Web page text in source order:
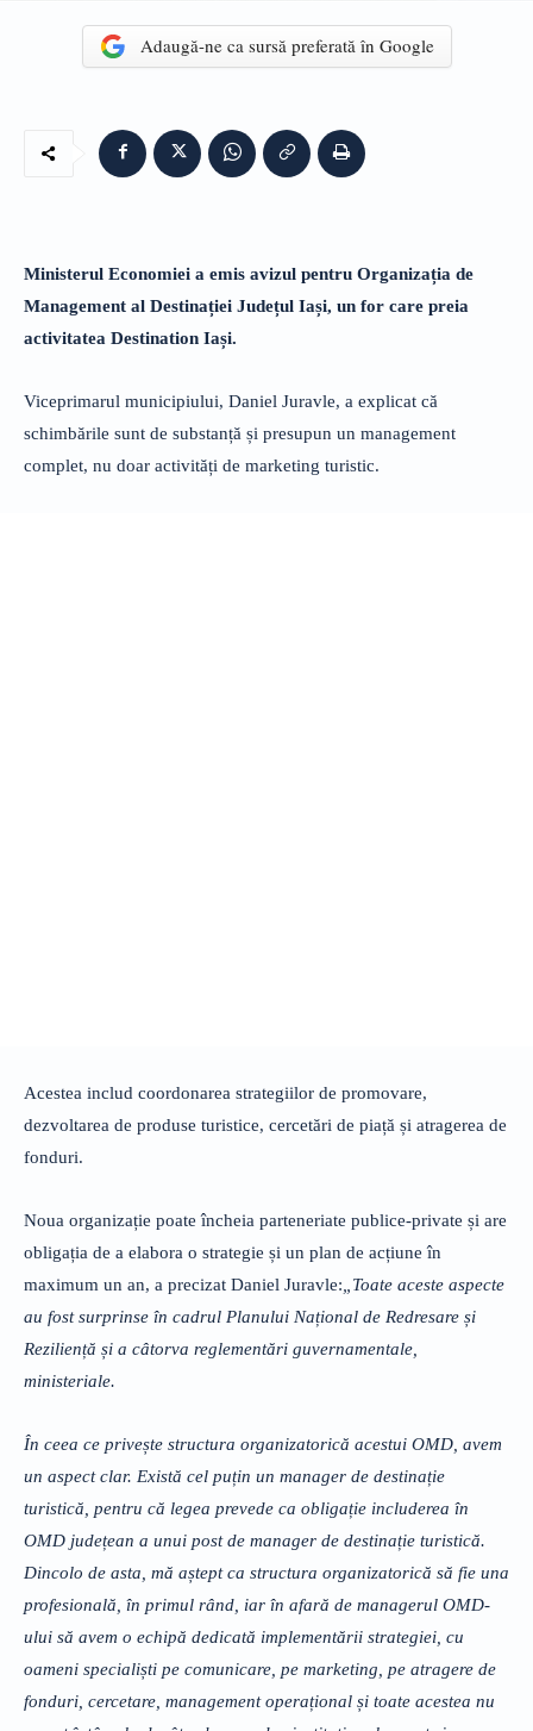
Adaugă-ne ca sursă preferată în Google
Ministerul Economiei a emis avizul pentru Organizația de
Management al Destinației Județul Iași, un for care preia
activitatea Destination Iași.
Viceprimarul municipiului, Daniel Juravle, a explicat că
schimbările sunt de substanță și presupun un management
complet, nu doar activități de marketing turistic.
Acestea includ coordonarea strategiilor de promovare,
dezvoltarea de produse turistice, cercetări de piață și atragerea de
fonduri.
Noua organizație poate încheia parteneriate publice-private și are
obligația de a elabora o strategie și un plan de acțiune în
maximum un an, a precizat Daniel Juravle: „Toate aceste aspecte
au fost surprinse în cadrul Planului Național de Redresare și
Reziliență și a câtorva reglementări guvernamentale,
ministeriale.
În ceea ce privește structura organizatorică acestui OMD, avem
un aspect clar. Există cel puțin un manager de destinație
turistică, pentru că legea prevede ca obligație includerea în
OMD județean a unui post de manager de destinație turistică.
Dincolo de asta, mă aștept ca structura organizatorică să fie una
profesională, în primul rând, iar în afară de managerul OMD-
ului să avem o echipă dedicată implementării strategiei, cu
oameni specialiști pe comunicare, pe marketing, pe atragere de
fonduri, cercetare, management operațional și toate acestea nu